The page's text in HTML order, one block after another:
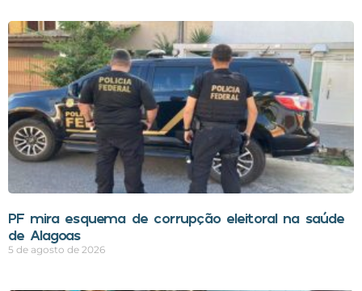
PF mira esquema de corrupção eleitoral na saúde
de Alagoas
5 de agosto de 2026